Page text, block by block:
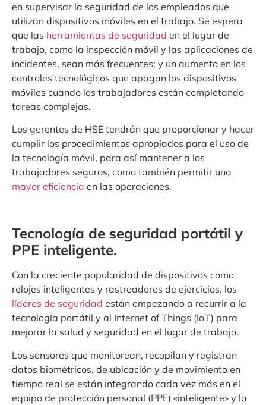
en supervisar la seguridad de los empleados que
utilizan dispositivos móviles en el trabajo. Se espera
que las herramientas de seguridad en el lugar de
trabajo, como la inspección móvil y las aplicaciones de
incidentes, sean más frecuentes; y un aumento en los
controles tecnológicos que apagan los dispositivos
móviles cuando los trabajadores están completando
tareas complejas.
Los gerentes de HSE tendrán que proporcionar y hacer
cumplir los procedimientos apropiados para el uso de
la tecnología móvil, para así mantener a los
trabajadores seguros, como también permitir una
mayor eficiencia en las operaciones.
Tecnología de seguridad portátil y
PPE inteligente.
Con la creciente popularidad de dispositivos como
relojes inteligentes y rastreadores de ejercicios, los
líderes de seguridad están empezando a recurrir a la
tecnología portátil y al Internet of Things (IoT) para
mejorar la salud y seguridad en el lugar de trabajo.
Los sensores que monitorean, recopilan y registran
datos biométricos, de ubicación y de movimiento en
tiempo real se están integrando cada vez más en el
equipo de protección personal (PPE) «inteligente» y la